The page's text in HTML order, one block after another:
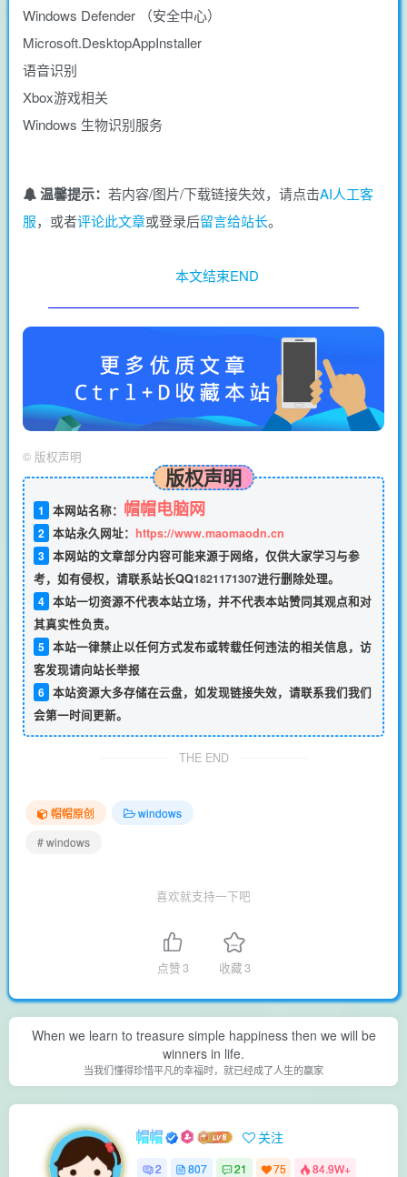
Windows Defender （安全中心）
Microsoft.DesktopAppInstaller
语音识别
Xbox游戏相关
Windows 生物识别服务
温馨提示： 若内容/图片/下载链接失效，请点击AI人工客
服，或者评论此文章或登录后留言给站长。
本文结束END
© 版权声明
版权声明
1 本网站名称： 帽帽电脑网
2 本站永久网址： https://www.maomaodn.cn
3 本网站的文章部分内容可能来源于网络，仅供大家学习与参
考，如有侵权，请联系站长QQ1821171307进行删除处理。
4 本站一切资源不代表本站立场，并不代表本站赞同其观点和对
其真实性负责。
5 本站一律禁止以任何方式发布或转载任何违法的相关信息，访
客发现请向站长举报
6 本站资源大多存储在云盘，如发现链接失效，请联系我们我们
会第一时间更新。
THE END
帽帽原创
windows
# windows
喜欢就支持一下吧
点赞3 收藏3
When we learn to treasure simple happiness then we will be
winners in life.
当我们懂得珍惜平凡的幸福时，就已经成了人生的赢家
帽帽 关注
2 807 21 75 84.9W+